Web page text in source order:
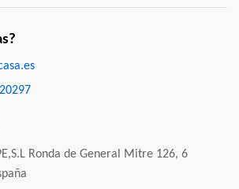
Ronda de General Mitre 126, 6